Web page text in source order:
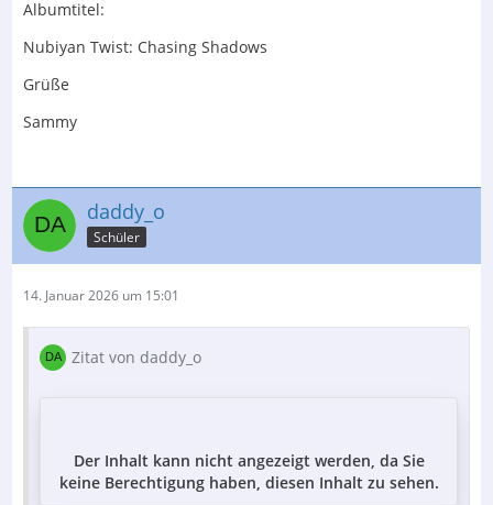
Albumtitel:
Nubiyan Twist: Chasing Shadows
Grüße
Sammy
daddy_o
Schüler
14. Januar 2026 um 15:01
Zitat von daddy_o
Der Inhalt kann nicht angezeigt werden, da Sie
keine Berechtigung haben, diesen Inhalt zu sehen.